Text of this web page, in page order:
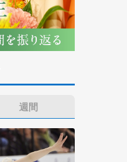
週間